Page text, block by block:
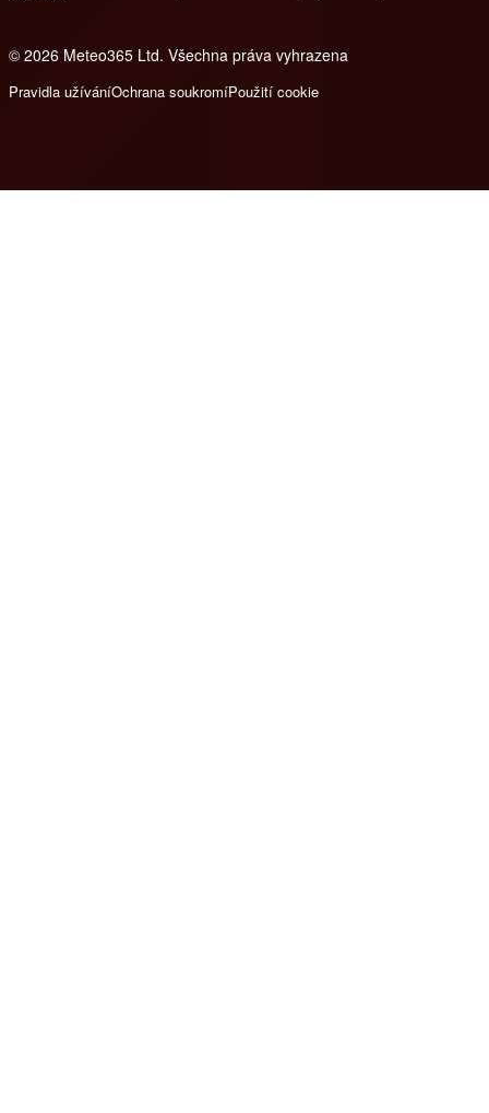
© 2026 Meteo365 Ltd. Všechna práva vyhrazena
Pravidla užíváníOchrana soukromíPoužití cookie